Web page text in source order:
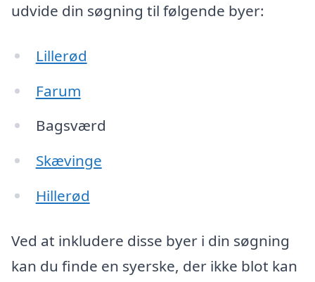
udvide din søgning til følgende byer:
Lillerød
Farum
Bagsværd
Skævinge
Hillerød
Ved at inkludere disse byer i din søgning
kan du finde en syerske, der ikke blot kan